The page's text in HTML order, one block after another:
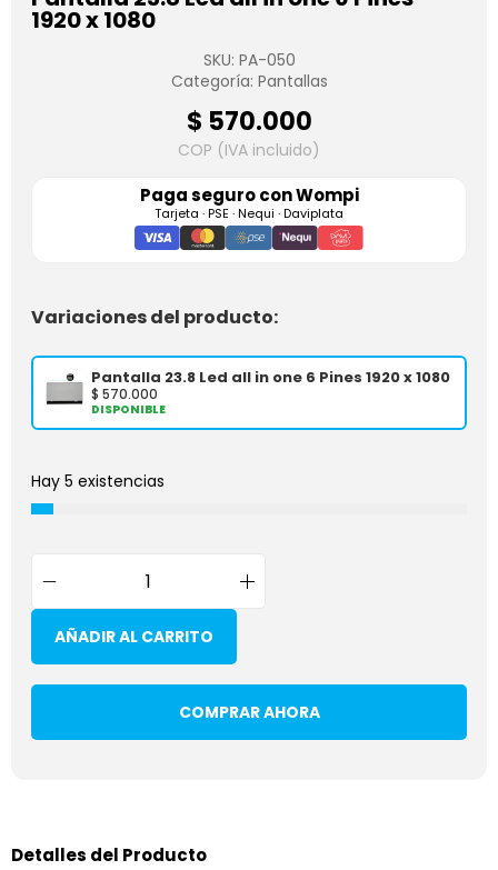
1920 x 1080
SKU: PA-050
Categoría: Pantallas
$ 570.000
COP (IVA incluido)
Paga seguro conWompi
Tarjeta · PSE · Nequi · Daviplata
Variaciones del producto:
Pantalla 23.8 Led all in one 6 Pines 1920 x 1080
$ 570.000
DISPONIBLE
Hay 5 existencias
AÑADIR AL CARRITO
COMPRAR AHORA
Detalles del Producto